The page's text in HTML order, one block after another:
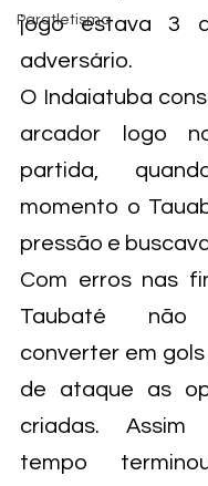
Paratletismo
jogo estava 3
adversário.
O Indaiatuba
arcador logo
partida,
momento o
pressão e
Com erros nas
Taubaté não
converter em
de ataque as
criadas.
tempo